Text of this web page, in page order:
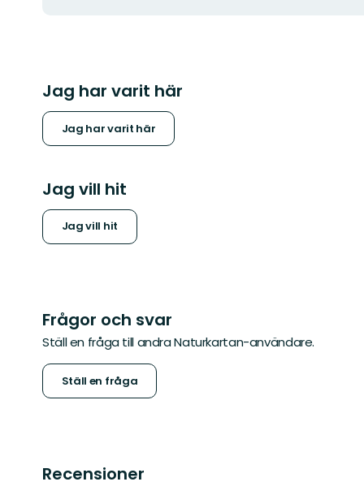
Jag har varit här
Jag har varit här
Jag vill hit
Jag vill hit
Frågor och svar
Ställ en fråga till andra Naturkartan-användare.
Ställ en fråga
Recensioner